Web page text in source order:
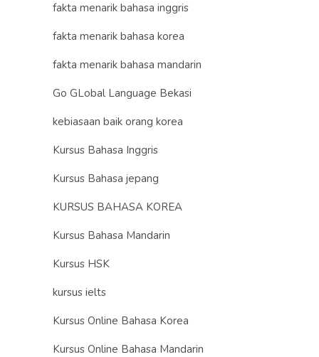
fakta menarik bahasa inggris
fakta menarik bahasa korea
fakta menarik bahasa mandarin
Go GLobal Language Bekasi
kebiasaan baik orang korea
Kursus Bahasa Inggris
Kursus Bahasa jepang
KURSUS BAHASA KOREA
Kursus Bahasa Mandarin
Kursus HSK
kursus ielts
Kursus Online Bahasa Korea
Kursus Online Bahasa Mandarin